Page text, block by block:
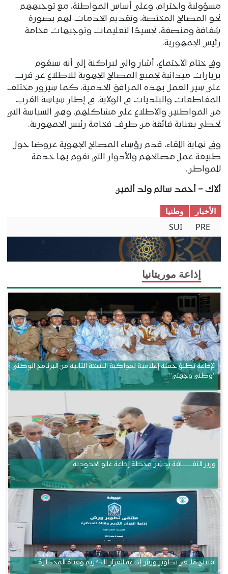
مسؤولية واحترام، وعلى أساس المواطنة، مع توجيههم
نحو المصالح المختصة، وتقديم الخدمات لهم بصورة
شفافة ومنصفة، تجسيدًا لتعليمات وتوجيهات فخامة
رئيس الجمهورية.
وفي ختام الاجتماع، أشار والي لبراكنة إلى أنه سيقوم
بزيارات ميدانية لجميع المصالح الجهوية للاطلاع عن قرب
على سير العمل بهذه المرافق الخدمية، كما سيزور مختلف
المقاطعات والبلديات في الولاية، في إطار سياسة القرب
من المواطنين والاطلاع على مشاكلهم، وهي السياسة التي
تحظى بعناية فائقة من طرف فخامة رئيس الجمهورية.
وفي نهاية اللقاء، قدم رؤساء المصالح الجهوية عروضا حول
طبيعة عمل مصالحهم والأدوار التي تقوم بها خدمة
للمواطن.
ألاك – أحمد سالم ولد ألمين
الأخبار
وطنیا
PRE
SUI
إذاعة موريتانيا
الإذاعة تطلق حملة إعلامية لمواكبة النسخة الثانية من البرنامج الوطني
“وطني وجهتي”
وزير الثقــــــــــافة يدشن محطة إذاعة غابو الحدودية
افتتاح ملتقى تطوير ورش إذاعة القرآن الكريم وقناة المحظرة